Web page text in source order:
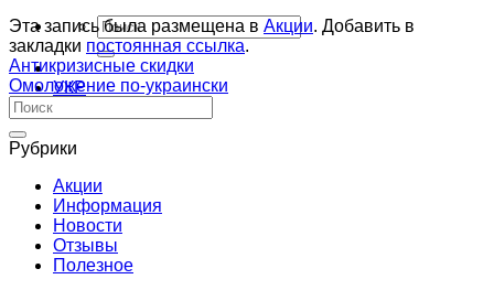
УКР
Эта запись была размещена в Акции. Добавить в
закладки постоянная ссылка.
Антикризисные скидки
Омоложение по-украински
Рубрики
Акции
Информация
Новости
Отзывы
Полезное